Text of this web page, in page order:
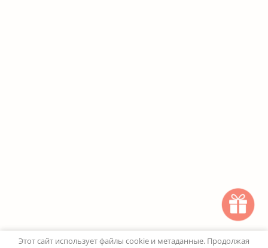
Этот сайт использует файлы cookie и метаданные. Продолжая